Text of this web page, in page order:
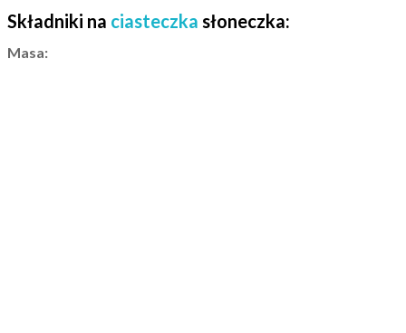
Składniki na ciasteczka słoneczka:
Masa: